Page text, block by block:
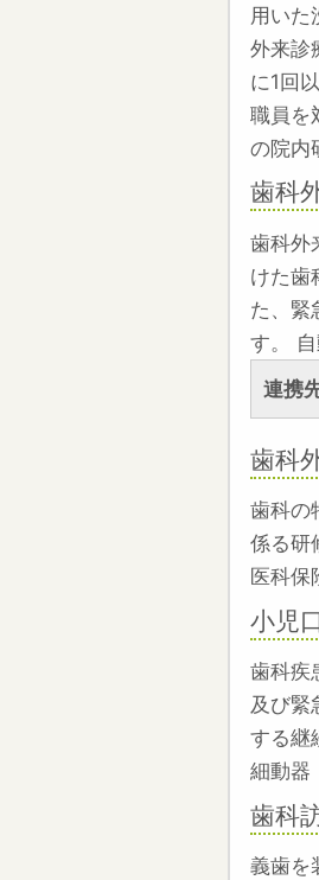
用いた
外来診
に1回
職員を
の院内
歯科
歯科外
けた歯
た、緊
す。
連携
歯科
歯科の
係る研
医科保
小児
歯科疾
及び緊
する継
細動器
歯科
義歯を